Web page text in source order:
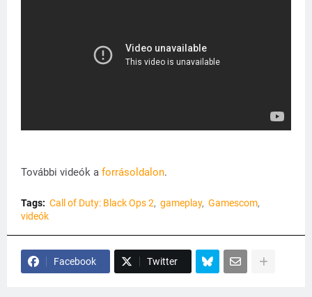
További videók a forrásoldalon.
Tags: Call of Duty: Black Ops 2 gameplay Gamescom
videók
Facebook Twitter